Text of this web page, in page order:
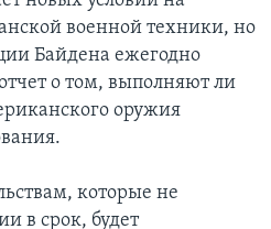
военной техники, но
Байдена ежегодно
о том, выполняют ли
оружия
которые не
в срок, будет